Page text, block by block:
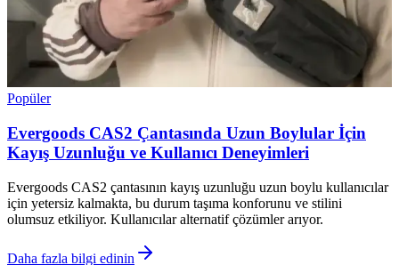
Popüler
Evergoods CAS2 Çantasında Uzun Boylular İçin
Kayış Uzunluğu ve Kullanıcı Deneyimleri
Evergoods CAS2 çantasının kayış uzunluğu uzun boylu kullanıcılar
için yetersiz kalmakta, bu durum taşıma konforunu ve stilini
olumsuz etkiliyor. Kullanıcılar alternatif çözümler arıyor.
Daha fazla bilgi edinin